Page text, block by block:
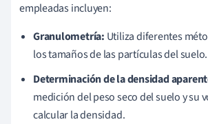
empleadas incluyen:
Granulometría: Utiliza diferentes
los tamaños de las partículas del suelo.
Determinación de la densidad
medición del peso seco del suelo y su
calcular la densidad.